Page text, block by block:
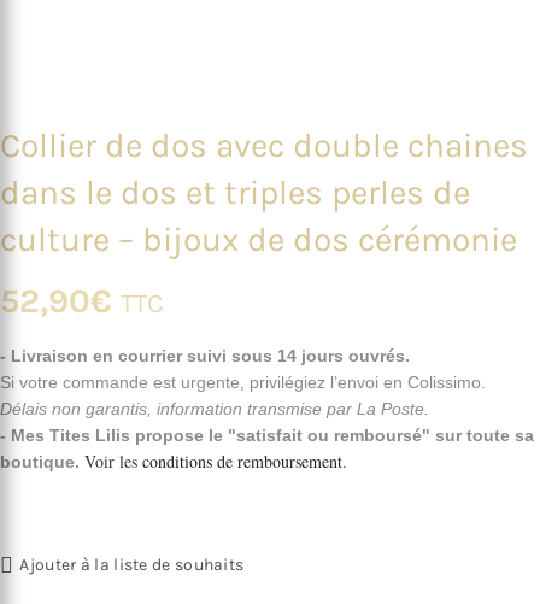
Collier de dos avec double chaines
dans le dos et triples perles de
culture – bijoux de dos cérémonie
52,90€ TTC
- Livraison en courrier suivi sous 14 jours ouvrés.
Si votre commande est urgente, privilégiez l’envoi en Colissimo.
Délais non garantis, information transmise par La Poste.
- Mes Tites Lilis propose le "satisfait ou remboursé" sur toute sa
boutique. Voir les conditions de remboursement.
Ajouter à la liste de souhaits